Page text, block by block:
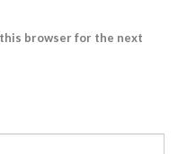
this browser for the next